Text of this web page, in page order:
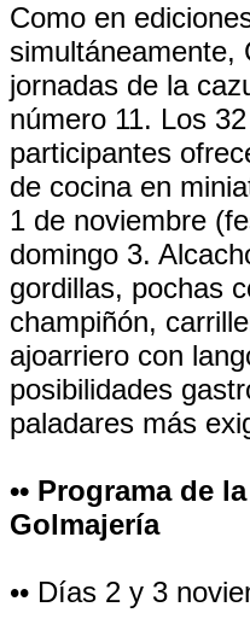
Como en
simultáneamente,
jornadas de la
número 11. Los
participantes
de cocina en
1 de noviembre
domingo 3.
gordillas, pochas
champiñón,
ajoarriero con
posibilidades
paladares más
•• Programa de
Golmajería
•• Días 2 y 3